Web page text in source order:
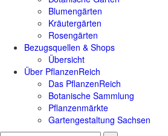
Blumengärten
Kräutergärten
Rosengärten
Bezugsquellen & Shops
Übersicht
Über PflanzenReich
Das PflanzenReich
Botanische Sammlung
Pflanzenmärkte
Gartengestaltung Sachsen